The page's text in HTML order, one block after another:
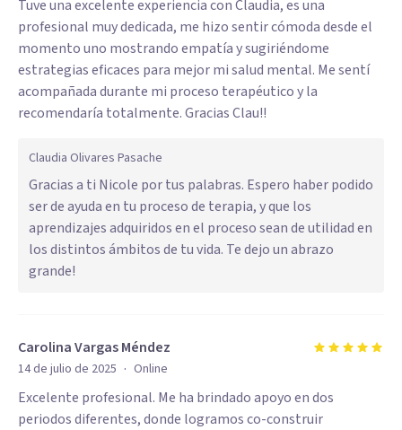
Tuve una excelente experiencia con Claudia, es una
profesional muy dedicada, me hizo sentir cómoda desde el
momento uno mostrando empatía y sugiriéndome
estrategias eficaces para mejor mi salud mental. Me sentí
acompañada durante mi proceso terapéutico y la
recomendaría totalmente. Gracias Clau!!
Claudia Olivares Pasache
Gracias a ti Nicole por tus palabras. Espero haber podido
ser de ayuda en tu proceso de terapia, y que los
aprendizajes adquiridos en el proceso sean de utilidad en
los distintos ámbitos de tu vida. Te dejo un abrazo
grande!
Carolina Vargas Méndez
14 de julio de 2025 · Online
Excelente profesional. Me ha brindado apoyo en dos
periodos diferentes, donde logramos co-construir